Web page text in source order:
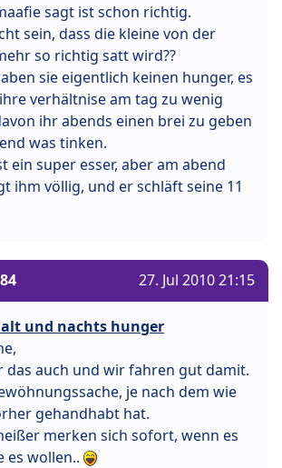
sagt ist schon richtig.
sein, dass die kleine von der
so richtig satt wird??
sie eigentlich keinen hunger, es
verhältnise am tag zu wenig
ihr abends einen brei zu geben
was tinken.
ein super esser, aber am abend
ihm völlig, und er schläft seine 11
27. Jul 2010 21:15
alt und nachts hunger
das auch und wir fahren gut damit.
je nach dem wie
gehandhabt hat.
merken sich sofort, wenn es
es wollen..